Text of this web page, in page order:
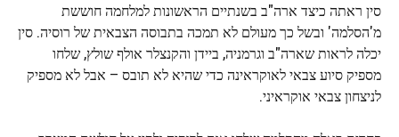
סין ראתה כיצד ארה"ב בשנתיים הראשונות למלחמה חוששת
מ'הסלמה' ובשל כך מעולם לא תמכה בתבוסה הצבאית של רוסיה. סין
יכלה לראות שארה"ב וגרמניה, ביידן והקנצלר אולף שולץ, שלחו
מספיק סיוע צבאי לאוקראינה כדי שהיא לא תובס – אבל לא מספיק
לניצחון צבאי אוקראיני.